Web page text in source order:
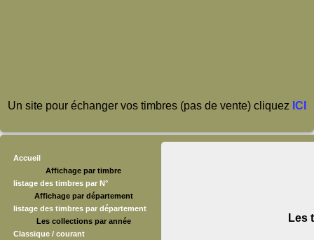
Un site pour échanger vos timbres (pas de vente) cliquez ICI
Accueil
Affichage par timbre
listage des timbres par N°
Affichage par département
listage des timbres par département
Les collections par année
Classique / courant
Les